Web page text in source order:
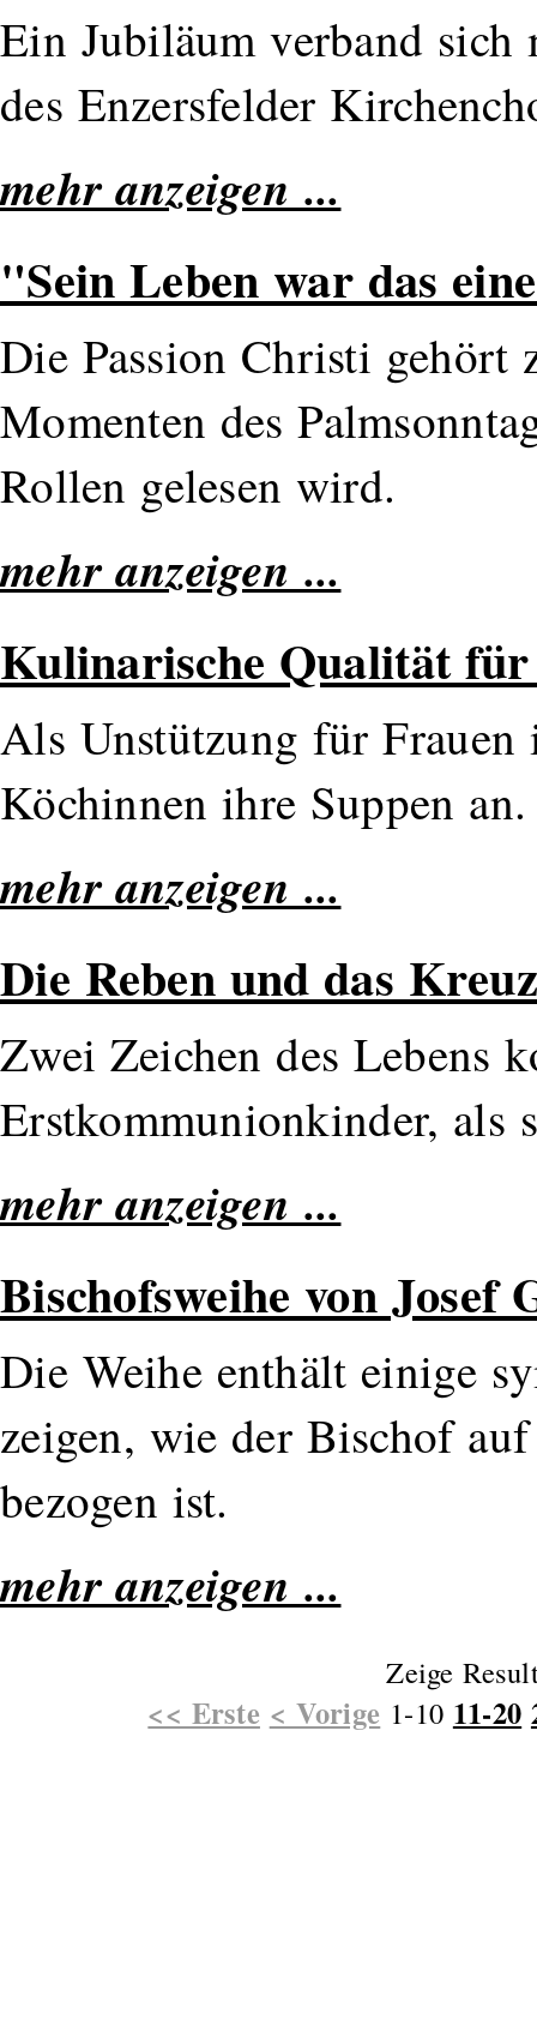
Ein Jubiläum verband
des Enzersfelder
mehr anzeigen ...
"Sein Leben war das
Die Passion Christi gehört
Momenten des
Rollen gelesen wird.
mehr anzeigen ...
Kulinarische Qualität
Als Unstützung für
Köchinnen ihre Suppen an.
mehr anzeigen ...
Die Reben und das Kreuz
Zwei Zeichen des Lebens
Erstkommunionkinder, als
mehr anzeigen ...
Bischofsweihe von Josef
Die Weihe enthält einige
zeigen, wie der Bischof
bezogen ist.
mehr anzeigen ...
Zeige
<< Erste < Vorige 1-10 11-20